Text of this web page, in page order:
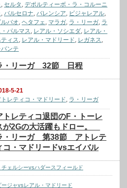
セルタ ,デポルティーボ・ラ・コルーニ
バルセロナ バレンシア ビジャレアル
ルバオ ,ヘタフェ マラガ ラ・リーガ ラ
・パルマス
レアル・ソシエダ レアル・
ィス
レアル・マドリード レガネス
バンテ
・リーガ 32節 日程
5-21
トレティコ・マドリード ラ・リーガ
トレティコ退団のF・トーレ
が2Gの大活躍もドロー。
・リーガ 第38節 アトレテ
コ・マドリードvsエイバル
ェルシーvsハダースフィールド
ジャvsレアル・マドリード